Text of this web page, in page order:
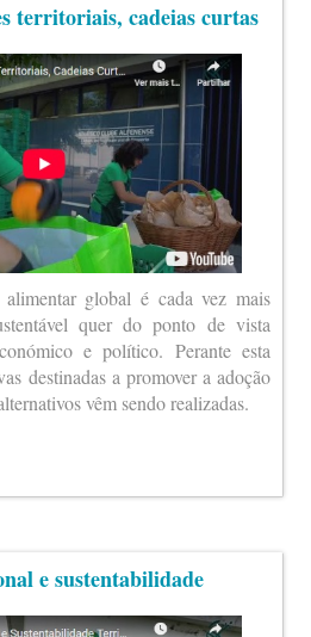
territoriais, cadeias curtas
global é cada vez mais
quer do ponto de vista
e político. Perante esta
destinadas a promover a adoção
vêm sendo realizadas.
e sustentabilidade